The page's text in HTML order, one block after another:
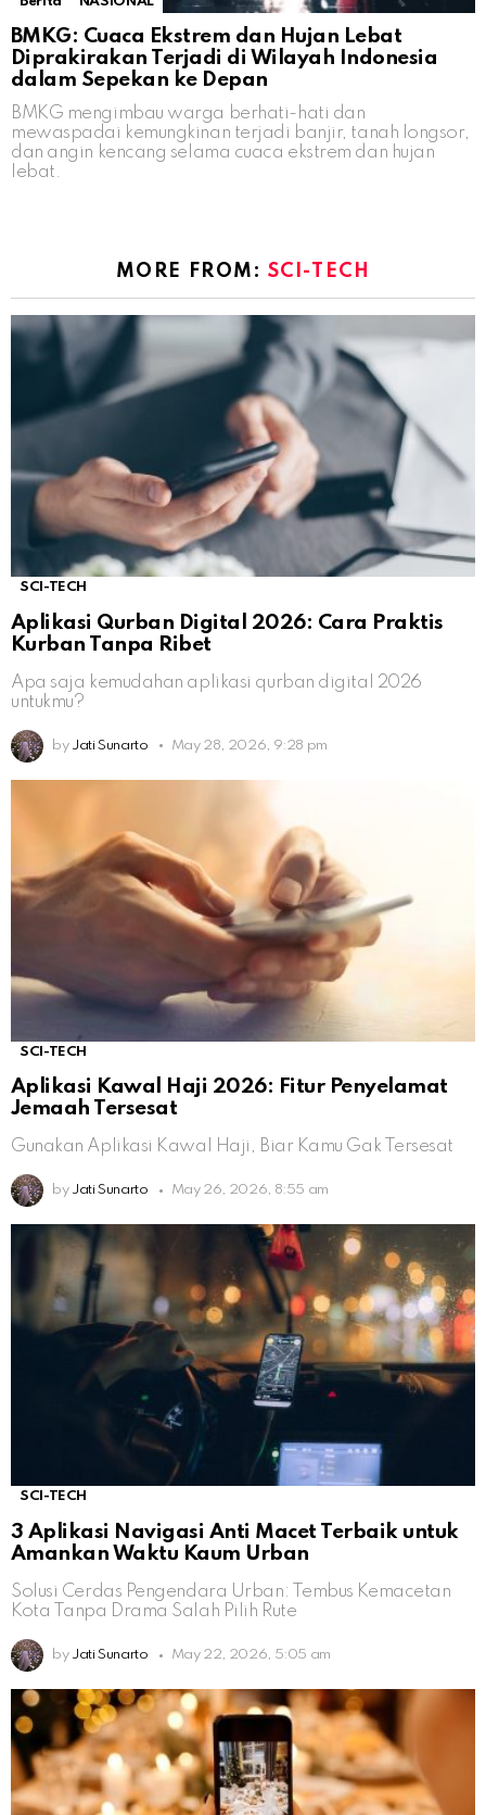
BMKG: Cuaca Ekstrem dan Hujan Lebat
Diprakirakan Terjadi di Wilayah Indonesia
dalam Sepekan ke Depan
BMKG mengimbau warga berhati-hati dan
mewaspadai kemungkinan terjadi banjir, tanah longsor,
dan angin kencang selama cuaca ekstrem dan hujan
lebat.
MORE FROM: SCI-TECH
SCI-TECH
Aplikasi Qurban Digital 2026: Cara Praktis
Kurban Tanpa Ribet
Apa saja kemudahan aplikasi qurban digital 2026
untukmu?
by Jati Sunarto May 28, 2026, 9:28 pm
SCI-TECH
Aplikasi Kawal Haji 2026: Fitur Penyelamat
Jemaah Tersesat
Gunakan Aplikasi Kawal Haji, Biar Kamu Gak Tersesat
by Jati Sunarto May 26, 2026, 8:55 am
SCI-TECH
3 Aplikasi Navigasi Anti Macet Terbaik untuk
Amankan Waktu Kaum Urban
Solusi Cerdas Pengendara Urban: Tembus Kemacetan
Kota Tanpa Drama Salah Pilih Rute
by Jati Sunarto May 22, 2026, 5:05 am